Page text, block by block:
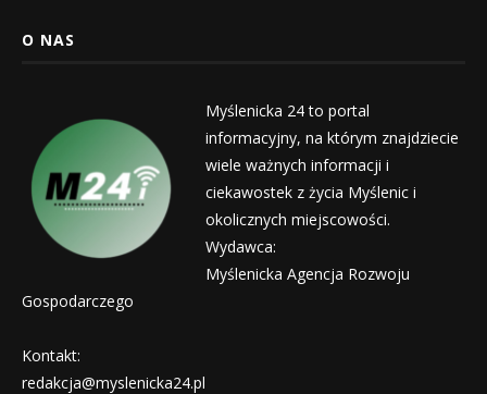
O NAS
Myślenicka 24 to portal
informacyjny, na którym znajdziecie
wiele ważnych informacji i
ciekawostek z życia Myślenic i
okolicznych miejscowości.
Wydawca:
Myślenicka Agencja Rozwoju
Gospodarczego
Kontakt:
redakcja@myslenicka24.pl